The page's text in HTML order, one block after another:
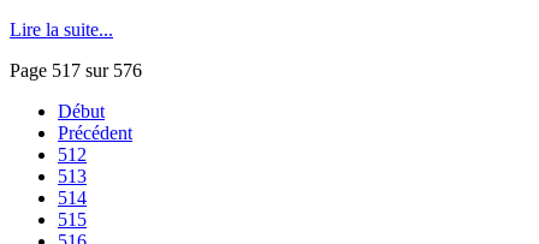
Lire la suite...
Page 517 sur 576
Début
Précédent
512
513
514
515